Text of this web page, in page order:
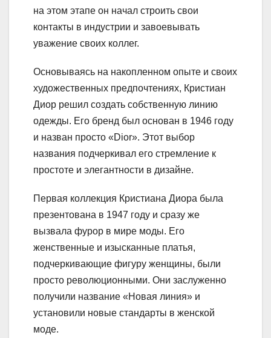
на этом этапе он начал строить свои
контакты в индустрии и завоевывать
уважение своих коллег.
Основываясь на накопленном опыте и своих
художественных предпочтениях, Кристиан
Диор решил создать собственную линию
одежды. Его бренд был основан в 1946 году
и назван просто «Dior». Этот выбор
названия подчеркивал его стремление к
простоте и элегантности в дизайне.
Первая коллекция Кристиана Диора была
презентована в 1947 году и сразу же
вызвала фурор в мире моды. Его
женственные и изысканные платья,
подчеркивающие фигуру женщины, были
просто революционными. Они заслуженно
получили название «Новая линия» и
установили новые стандарты в женской
моде.